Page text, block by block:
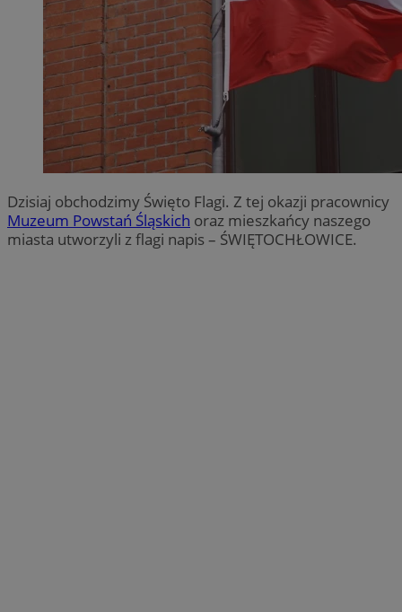
Dzisiaj obchodzimy Święto Flagi. Z tej okazji pracownicy
Muzeum Powstań Śląskich oraz mieszkańcy naszego
miasta utworzyli z flagi napis – ŚWIĘTOCHŁOWICE.